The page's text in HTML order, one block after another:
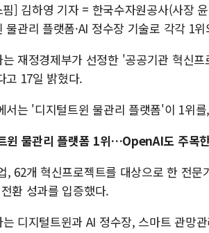
] 김하영 기자 = 한국수자원공사(사장
물관리 플랫폼·AI 정수장 기술로 각각 1
재정경제부가 선정한 '공공기관 혁신
고 17일 밝혔다.
서는 '디지털트윈 물관리 플랫폼'이 1위
윈 물관리 플랫폼 1위…OpenAI도 주목
, 62개 혁신프로젝트를 대상으로 한 전
환 성과를 입증했다.
디지털트윈과 AI 정수장, 스마트 관망